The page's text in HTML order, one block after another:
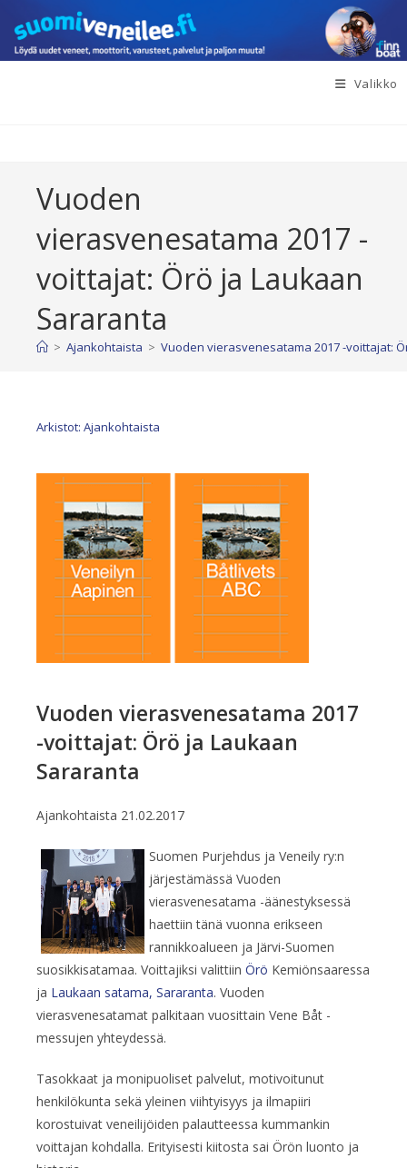
suoraan
sisältöön
Valikko
Vuoden
vierasvenesatama 2017 -
voittajat: Örö ja Laukaan
Sararanta
> Ajankohtaista > Vuoden vierasvenesatama 2017 -voittajat:
Arkistot: Ajankohtaista
Vuoden vierasvenesatama 2017
-voittajat: Örö ja Laukaan
Sararanta
Ajankohtaista 21.02.2017
Suomen Purjehdus ja Veneily ry:n
järjestämässä Vuoden
vierasvenesatama -äänestyksessä
haettiin tänä vuonna erikseen
rannikkoalueen ja Järvi-Suomen
suosikkisatamaa. Voittajiksi valittiin Örö Kemiönsaaressa
ja Laukaan satama, Sararanta. Vuoden
vierasvenesatamat palkitaan vuosittain Vene Båt -
messujen yhteydessä.
Tasokkaat ja monipuoliset palvelut, motivoitunut
henkilökunta sekä yleinen viihtyisyys ja ilmapiiri
korostuivat veneilijöiden palautteessa kummankin
voittajan kohdalla. Erityisesti kiitosta sai Örön luonto ja